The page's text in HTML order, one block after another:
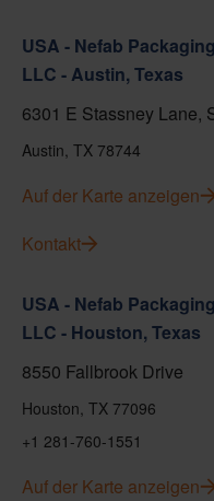
USA - Nefab
LLC - Austin, Texas
6301 E Stassney Lane,
Austin, TX 78744
Auf der Karte anzeigen
Kontakt
USA - Nefab
LLC - Houston, Texas
8550 Fallbrook Drive
Houston, TX 77096
+1 281-760-1551
Auf der Karte anzeigen